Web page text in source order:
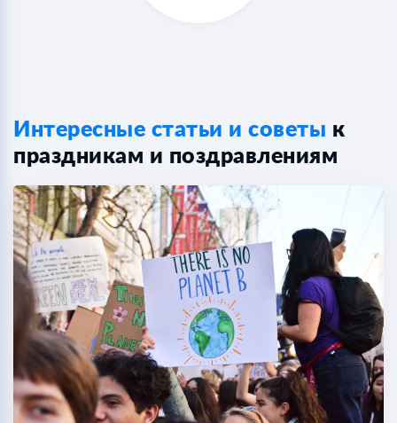
Интересные статьи и советы к
праздникам и поздравлениям